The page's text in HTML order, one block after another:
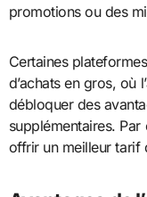
promotions ou des
Certaines
d’achats en gros, où
débloquer des
supplémentaires.
offrir un meilleur tarif